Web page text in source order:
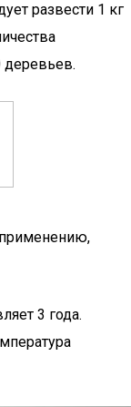
развести 1 кг
деревьев.
применению,
3 года.